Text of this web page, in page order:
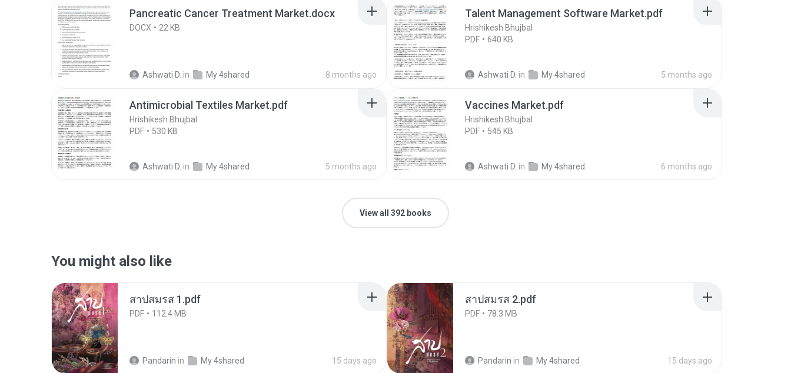
Pancreatic Cancer Treatment Market.docx
DOCX 22 KB
Ashwati D. in My 4shared 8 months ago
Talent Management Software Market.pdf
Hrishikesh Bhujbal
PDF
640 KB
Ashwati D. in My 4shared 5 months ago
Antimicrobial Textiles Market.pdf
Hrishikesh Bhujbal
PDF
530 KB
Ashwati D. in My 4shared 5 months ago
Vaccines Market.pdf
Hrishikesh Bhujbal
PDF
545 KB
Ashwati D. in My 4shared 6 months ago
View all 392 books
You might also like
สาปสมรส 1.pdf
PDF 112.4 MB
Pandarin in My 4shared 15 days ago
สาปสมรส 2.pdf
PDF 78.3 MB
Pandarin in My 4shared 15 days ago